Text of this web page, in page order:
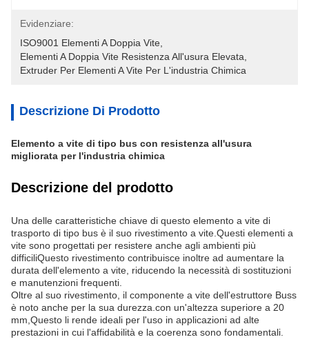
Evidenziare:
ISO9001 Elementi A Doppia Vite
Elementi A Doppia Vite Resistenza All'usura Elevata
Extruder Per Elementi A Vite Per L'industria Chimica
Descrizione Di Prodotto
Elemento a vite di tipo bus con resistenza all'usura
migliorata per l'industria chimica
Descrizione del prodotto
Una delle caratteristiche chiave di questo elemento a vite di
trasporto di tipo bus è il suo rivestimento a vite.Questi elementi a
vite sono progettati per resistere anche agli ambienti più
difficiliQuesto rivestimento contribuisce inoltre ad aumentare la
durata dell'elemento a vite, riducendo la necessità di sostituzioni
e manutenzioni frequenti.
Oltre al suo rivestimento, il componente a vite dell'estruttore Buss
è noto anche per la sua durezza.con un'altezza superiore a 20
mm,Questo li rende ideali per l'uso in applicazioni ad alte
prestazioni in cui l'affidabilità e la coerenza sono fondamentali.